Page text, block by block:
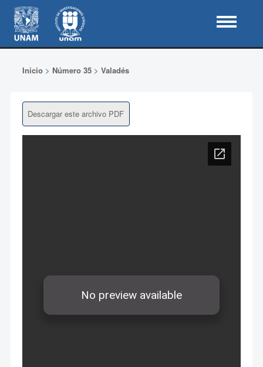
Inicio> Número 35> Valadés
Descargar este archivo PDF